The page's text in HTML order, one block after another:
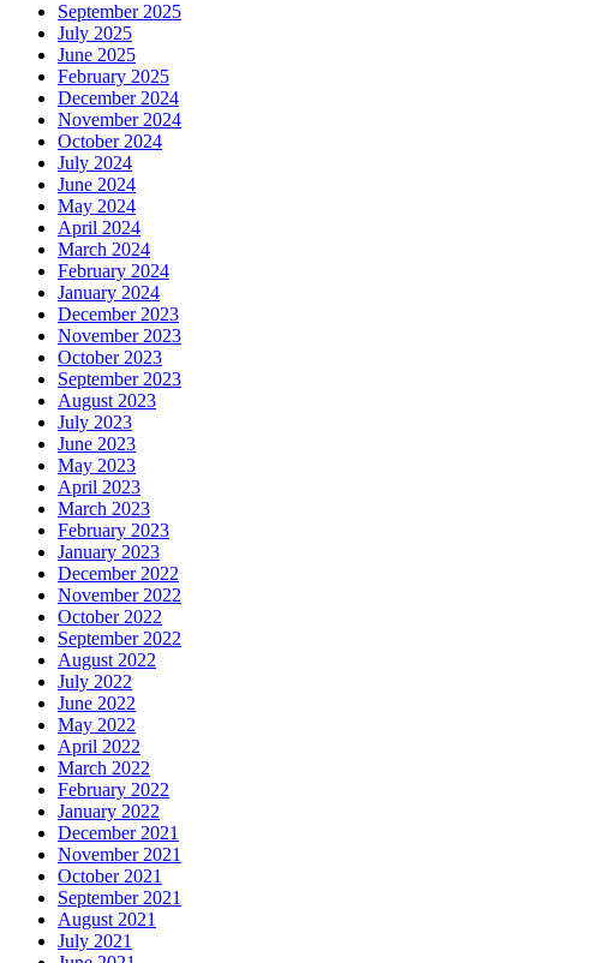
September 2025
July 2025
June 2025
February 2025
December 2024
November 2024
October 2024
July 2024
June 2024
May 2024
April 2024
March 2024
February 2024
January 2024
December 2023
November 2023
October 2023
September 2023
August 2023
July 2023
June 2023
May 2023
April 2023
March 2023
February 2023
January 2023
December 2022
November 2022
October 2022
September 2022
August 2022
July 2022
June 2022
May 2022
April 2022
March 2022
February 2022
January 2022
December 2021
November 2021
October 2021
September 2021
August 2021
July 2021